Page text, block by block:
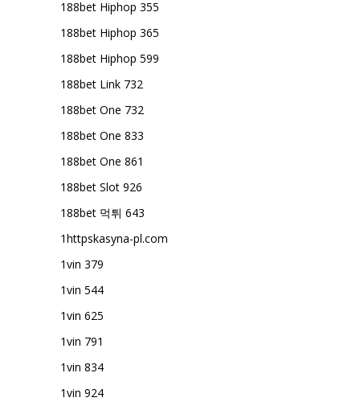
188bet Hiphop 355
188bet Hiphop 365
188bet Hiphop 599
188bet Link 732
188bet One 732
188bet One 833
188bet One 861
188bet Slot 926
188bet 먹튀 643
1httpskasyna-pl.com
1vin 379
1vin 544
1vin 625
1vin 791
1vin 834
1vin 924